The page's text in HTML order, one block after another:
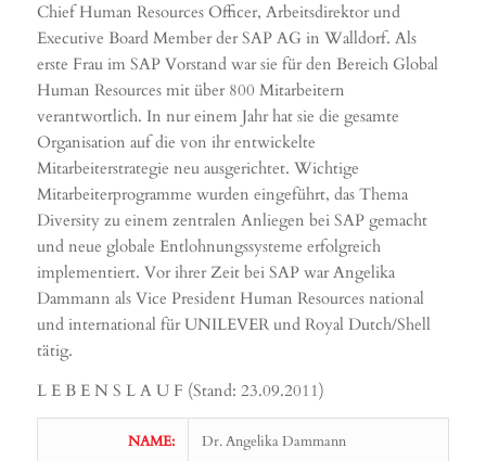
Chief Human Resources Officer, Arbeitsdirektor und
Executive Board Member der SAP AG in Walldorf. Als
erste Frau im SAP Vorstand war sie für den Bereich Global
Human Resources mit über 800 Mitarbeitern
verantwortlich. In nur einem Jahr hat sie die gesamte
Organisation auf die von ihr entwickelte
Mitarbeiterstrategie neu ausgerichtet. Wichtige
Mitarbeiterprogramme wurden eingeführt, das Thema
Diversity zu einem zentralen Anliegen bei SAP gemacht
und neue globale Entlohnungssysteme erfolgreich
implementiert. Vor ihrer Zeit bei SAP war Angelika
Dammann als Vice President Human Resources national
und international für UNILEVER und Royal Dutch/Shell
tätig.
L E B E N S L A U F (Stand: 23.09.2011)
NAME: Dr. Angelika Dammann